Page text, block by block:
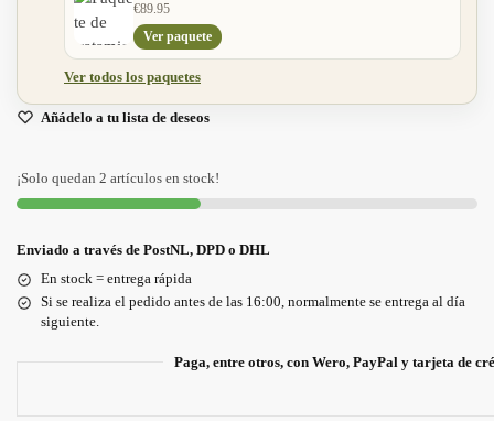
€89.95
Ver paquete
Ver todos los paquetes
Añádelo a tu lista de deseos
¡Solo quedan 2 artículos en stock!
Enviado a través de PostNL, DPD o DHL
En stock = entrega rápida
Si se realiza el pedido antes de las 16:00, normalmente se entrega al día
siguiente.
Paga, entre otros, con Wero, PayPal y tarjeta de